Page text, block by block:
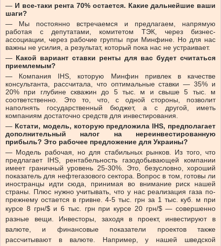
— И все-таки рента 70% остается. Какие дальнейшие ваши
шаги?
— Мы постоянно встречаемся и предлагаем, напрямую
работая с депутатами, комитетом ТЭК, через бизнес-
ассоциации, через рабочие группы при Минфине. Но для нас
важны не усилия, а результат, который пока нас не устраивает.
— Какой вариант ставки ренты для вас будет считаться
приемлемым?
— Компания IHS, которую Минфин привлек в качестве
консультанта, рассчитала, что оптимальные ставки—35% и
20% при глубине скважин до 5 тыс. м и свыше 5 тыс. м
соответственно. Это то, что, с одной стороны, позволит
наполнять государственный бюджет, а с другой, иметь
компаниям достаточно средств для инвестирования.
— Кстати, модель, которую предложила IHS, предполагает
дополнительный налог на нереинвестированную
прибыль? Это рабочее предложение для Украины?
— Модель рабочая, но для стабильных рынков. Из того, что
предлагает IHS, рентабельность газодобывающей компании
имеет граничный уровень 25-30%. Это, безусловно, хороший
показатель для нефтегазового сектора. Вопрос в том, готовы ли
иностранцы идти сюда, принимая во внимание риск нашей
страны. Плюс нужно учитывать, что у нас реализация газа по-
прежнему остается в гривне. 4-5 тыс. грн за 1 тыс. куб. м при
курсе 8 грн/$ и 6 тыс. грн при курсе 20 грн/$— совершенно
разные вещи. Инвесторы, заходя в проект, инвестируют в
валюте, и финансовые показатели проектов также
рассчитывают в валюте. Например, у нашей шведской